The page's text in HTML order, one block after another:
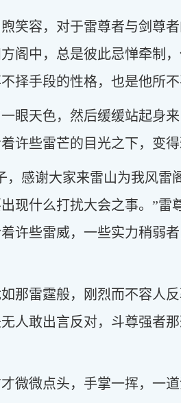
笑容，对于雷尊者与剑尊
阁中，总是彼此忌惮牵制
择手段的性格，也是他所不
眼天色，然后缓缓站起身
许些雷芒的目光之下，变得
，感谢大家来雷山为我风雷
现什么打扰大会之事。”雷
许些雷威，一些实力稍弱
那雷霆般，刚烈而不容人
人敢出言反对，斗尊强者
微微点头，手掌一挥，一